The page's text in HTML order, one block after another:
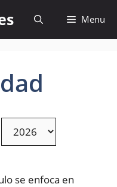
Menu
se enfoca en